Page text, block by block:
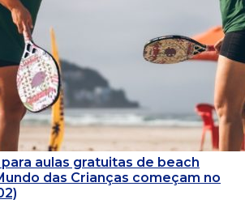
aulas gratuitas de beach
das Crianças começam no